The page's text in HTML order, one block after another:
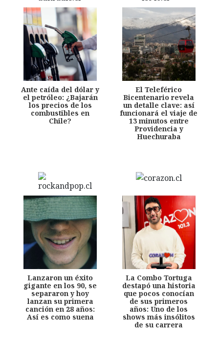
Ante caída del dólar y
el petróleo: ¿Bajarán
los precios de los
combustibles en
Chile?
El Teleférico
Bicentenario revela
un detalle clave: así
funcionará el viaje de
13 minutos entre
Providencia y
Huechuraba
Lanzaron un éxito
gigante en los 90, se
separaron y hoy
lanzan su primera
canción en 28 años:
Así es como suena
La Combo Tortuga
destapó una historia
que pocos conocían
de sus primeros
años: Uno de los
shows más insólitos
de su carrera